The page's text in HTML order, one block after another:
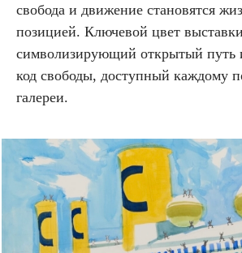
свобода и движение становятся
позицией. Ключевой цвет
символизирующий открытый путь
код свободы, доступный каждому
галереи.